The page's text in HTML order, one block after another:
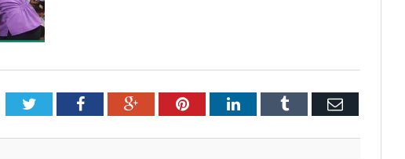
TwitterFacebookGoogle+PinterestLinkedInTumblr Email